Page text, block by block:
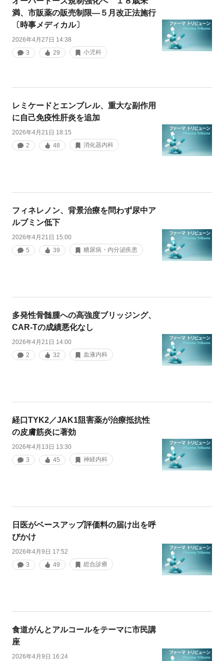
満、市販薬の販売制限―５月改正法施行
〔時事メディカル〕
2026年4月27日 14:38
3
29 小児科
レミケードとエンブレル、重大な副作用
に自己免疫性肝炎を追加
2026年4月21日 18:15
2
48 消化器内科
フィネレノン、背景治療を問わず尿中ア
ルブミン低下
2026年4月21日 15:00
5
39 糖尿病・内分泌疾患
多発性骨髄腫への高強度ブリッジング、
CAR-Tの成績悪化なし
2026年4月21日 14:00
2
32 血液内科
経口TYK2／JAK1阻害薬が治療抵抗性
の皮膚筋炎に著効
2026年4月13日 13:30
3
45 神経内科
日医がベースアップ評価料の届け出を呼
びかけ
2026年4月9日 17:52
3
49 総合診療
食道がんとアルコールをテーマに市民講
座
2026年4月9日 16:24